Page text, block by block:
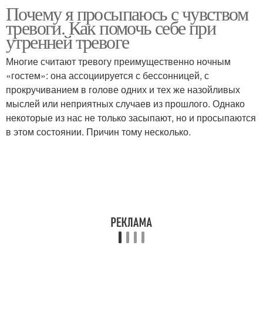
Почему я просыпаюсь с чувством
тревоги. Как помочь себе при
утренней тревоге
Многие считают тревогу преимущественно ночным
«гостем»: она ассоциируется с бессонницей, с
прокручиванием в голове одних и тех же назойливых
мыслей или неприятных случаев из прошлого. Однако
некоторые из нас не только засыпают, но и просыпаются
в этом состоянии. Причин тому несколько.